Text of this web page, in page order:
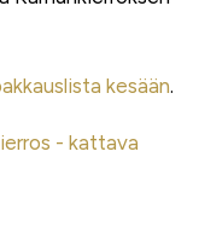
kesään.
- kattava